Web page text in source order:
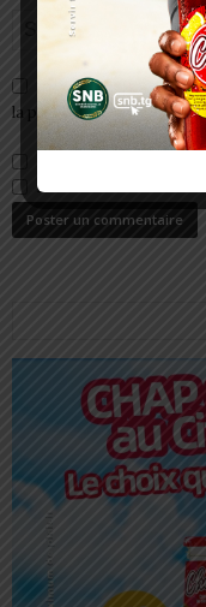
Enregistrer mon nom,
la prochaine fois que je
Prévenez-moi de
Prévenez-moi de tous